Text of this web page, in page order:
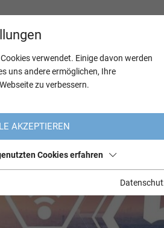
verwendet. Einige davon werden
uns andere ermöglichen, Ihre
zu verbessern.
AKZEPTIEREN
Cookies erfahren